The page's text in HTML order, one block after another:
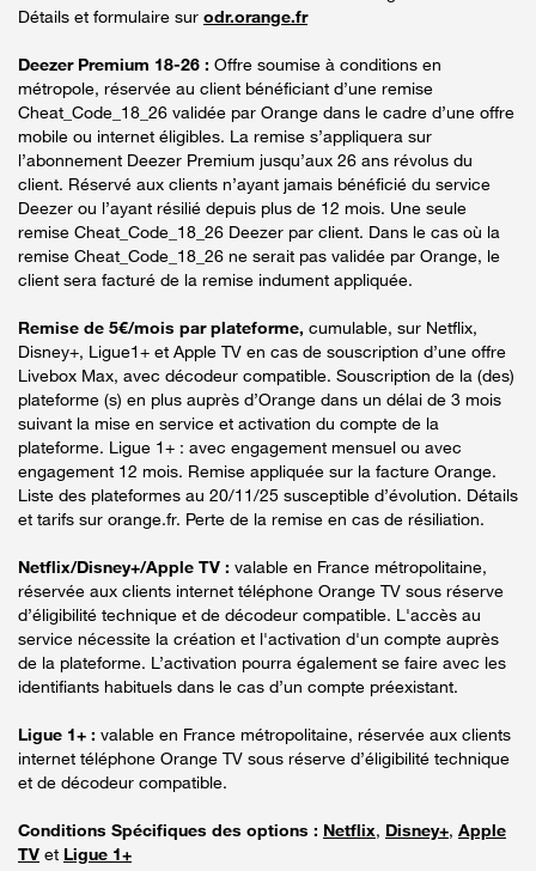
Détails et formulaire sur odr.orange.fr
Deezer Premium 18-26 : Offre soumise à conditions en
métropole, réservée au client bénéficiant d’une remise
Cheat_Code_18_26 validée par Orange dans le cadre d’une offre
mobile ou internet éligibles. La remise s’appliquera sur
l’abonnement Deezer Premium jusqu’aux 26 ans révolus du
client. Réservé aux clients n’ayant jamais bénéficié du service
Deezer ou l’ayant résilié depuis plus de 12 mois. Une seule
remise Cheat_Code_18_26 Deezer par client. Dans le cas où la
remise Cheat_Code_18_26 ne serait pas validée par Orange, le
client sera facturé de la remise indument appliquée.
Remise de 5€/mois par plateforme, cumulable, sur Netflix,
Disney+, Ligue1+ et Apple TV en cas de souscription d’une offre
Livebox Max, avec décodeur compatible. Souscription de la (des)
plateforme (s) en plus auprès d’Orange dans un délai de 3 mois
suivant la mise en service et activation du compte de la
plateforme. Ligue 1+ : avec engagement mensuel ou avec
engagement 12 mois. Remise appliquée sur la facture Orange.
Liste des plateformes au 20/11/25 susceptible d’évolution. Détails
et tarifs sur orange.fr. Perte de la remise en cas de résiliation.
Netflix/Disney+/Apple TV : valable en France métropolitaine,
réservée aux clients internet téléphone Orange TV sous réserve
d’éligibilité technique et de décodeur compatible. L'accès au
service nécessite la création et l'activation d'un compte auprès
de la plateforme. L’activation pourra également se faire avec les
identifiants habituels dans le cas d’un compte préexistant.
Ligue 1+ : valable en France métropolitaine, réservée aux clients
internet téléphone Orange TV sous réserve d’éligibilité technique
et de décodeur compatible.
Conditions Spécifiques des options : Netflix, Disney+, Apple
TV et Ligue 1+